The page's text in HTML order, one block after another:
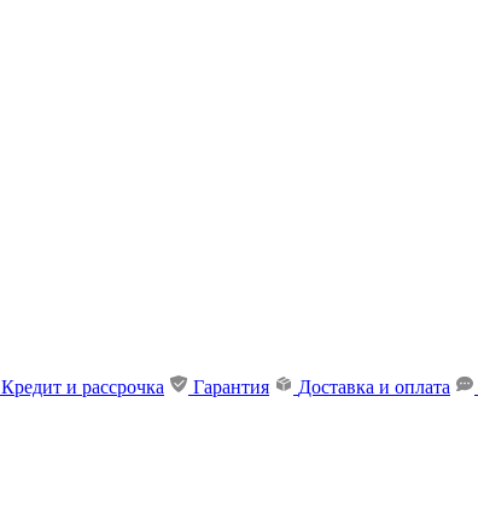
Кредит и рассрочка Гарантия Доставка и оплата